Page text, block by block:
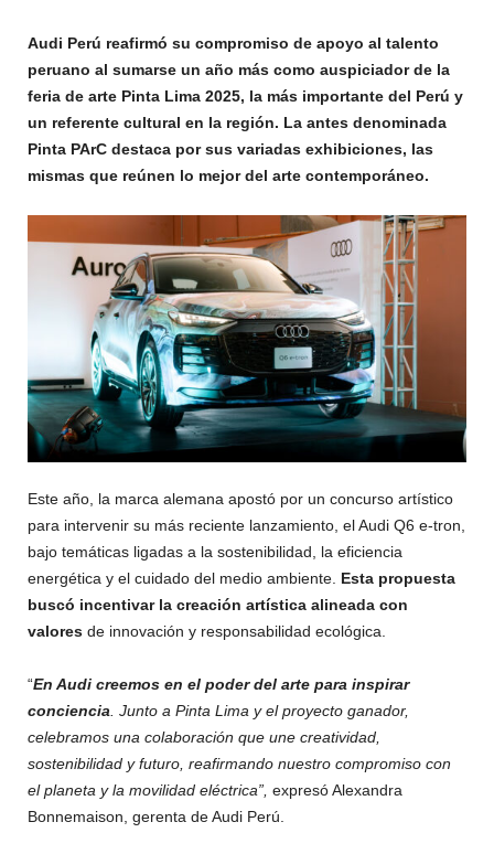
Audi Perú reafirmó su compromiso de apoyo al talento
peruano al sumarse un año más como auspiciador de la
feria de arte Pinta Lima 2025, la más importante del Perú y
un referente cultural en la región. La antes denominada
Pinta PArC destaca por sus variadas exhibiciones, las
mismas que reúnen lo mejor del arte contemporáneo.
Este año, la marca alemana apostó por un concurso artístico
para intervenir su más reciente lanzamiento, el Audi Q6 e-tron,
bajo temáticas ligadas a la sostenibilidad, la eficiencia
energética y el cuidado del medio ambiente. Esta propuesta
buscó incentivar la creación artística alineada con
valores de innovación y responsabilidad ecológica.
“En Audi creemos en el poder del arte para inspirar
conciencia . Junto a Pinta Lima y el proyecto ganador,
celebramos una colaboración que une creatividad,
sostenibilidad y futuro, reafirmando nuestro compromiso con
el planeta y la movilidad eléctrica”, expresó Alexandra
Bonnemaison, gerenta de Audi Perú.